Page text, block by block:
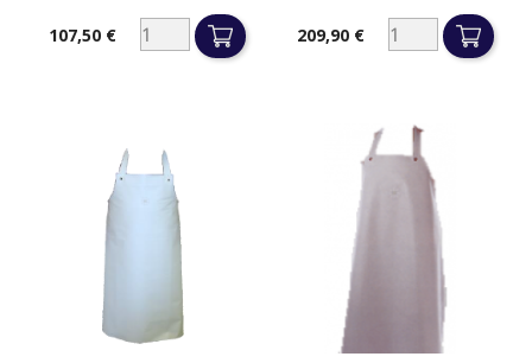
Prix107,50 € Prix209,90 €